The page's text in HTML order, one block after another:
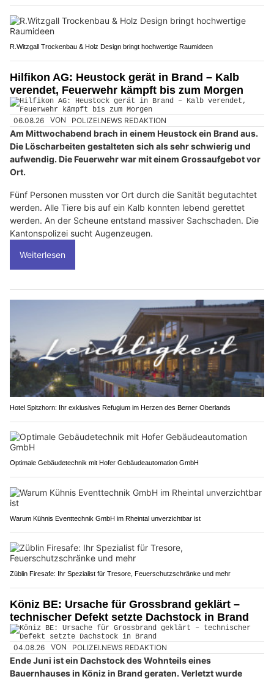
R.Witzgall Trockenbau & Holz Design bringt hochwertige Raumideen
Hilfikon AG: Heustock gerät in Brand – Kalb
verendet, Feuerwehr kämpft bis zum Morgen
06.08.26 VON POLIZEI.NEWS REDAKTION
Am Mittwochabend brach in einem Heustock ein Brand aus.
Die Löscharbeiten gestalteten sich als sehr schwierig und
aufwendig. Die Feuerwehr war mit einem Grossaufgebot vor
Ort.
Fünf Personen mussten vor Ort durch die Sanität begutachtet
werden. Alle Tiere bis auf ein Kalb konnten lebend gerettet
werden. An der Scheune entstand massiver Sachschaden. Die
Kantonspolizei sucht Augenzeugen.
Weiterlesen
Hotel Spitzhorn: Ihr exklusives Refugium im Herzen des Berner Oberlands
Optimale Gebäudetechnik mit Hofer Gebäudeautomation GmbH
Warum Kühnis Eventtechnik GmbH im Rheintal unverzichtbar ist
Züblin Firesafe: Ihr Spezialist für Tresore, Feuerschutzschränke und mehr
Köniz BE: Ursache für Grossbrand geklärt –
technischer Defekt setzte Dachstock in Brand
04.08.26 VON POLIZEI.NEWS REDAKTION
Ende Juni ist ein Dachstock des Wohnteils eines
Bauernhauses in Köniz in Brand geraten. Verletzt wurde